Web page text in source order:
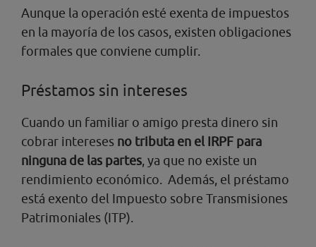
Aunque la operación esté exenta de impuestos
en la mayoría de los casos, existen obligaciones
formales que conviene cumplir.
Préstamos sin intereses
Cuando un familiar o amigo presta dinero sin
cobrar intereses no tributa en el IRPF para
ninguna de las partes, ya que no existe un
rendimiento económico. Además, el préstamo
está exento del Impuesto sobre Transmisiones
Patrimoniales (ITP).